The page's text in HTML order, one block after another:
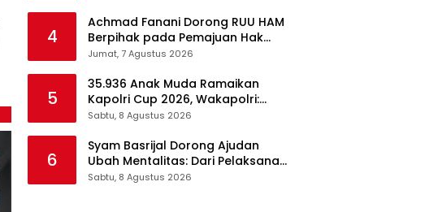
4
Achmad Fanani Dorong RUU HAM
Berpihak pada Pemajuan Hak
Asasi Manusia
Jumat, 7 Agustus 2026
5
35.936 Anak Muda Ramaikan
Kapolri Cup 2026, Wakapolri:
Jangan Cuma Jadi Penonton
Sabtu, 8 Agustus 2026
6
Syam Basrijal Dorong Ajudan
Ubah Mentalitas: Dari Pelaksana
Instruksi Jadi Pencipta Nilai
Sabtu, 8 Agustus 2026